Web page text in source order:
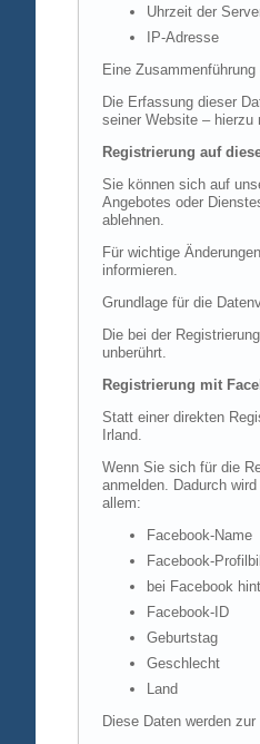
Uhrzeit der
IP-Adresse
Eine
Die Erfassung dieser
seiner Website – hierzu
Registrierung auf
Sie können sich auf
Angebotes oder
ablehnen.
Für wichtige
informieren.
Grundlage für die
Die bei der
unberührt.
Registrierung mit
Statt einer direkten
Irland.
Wenn Sie sich für die
anmelden. Dadurch
allem:
Facebook-Name
Facebook-
bei Facebook
Facebook-ID
Geburtstag
Geschlecht
Land
Diese Daten werden